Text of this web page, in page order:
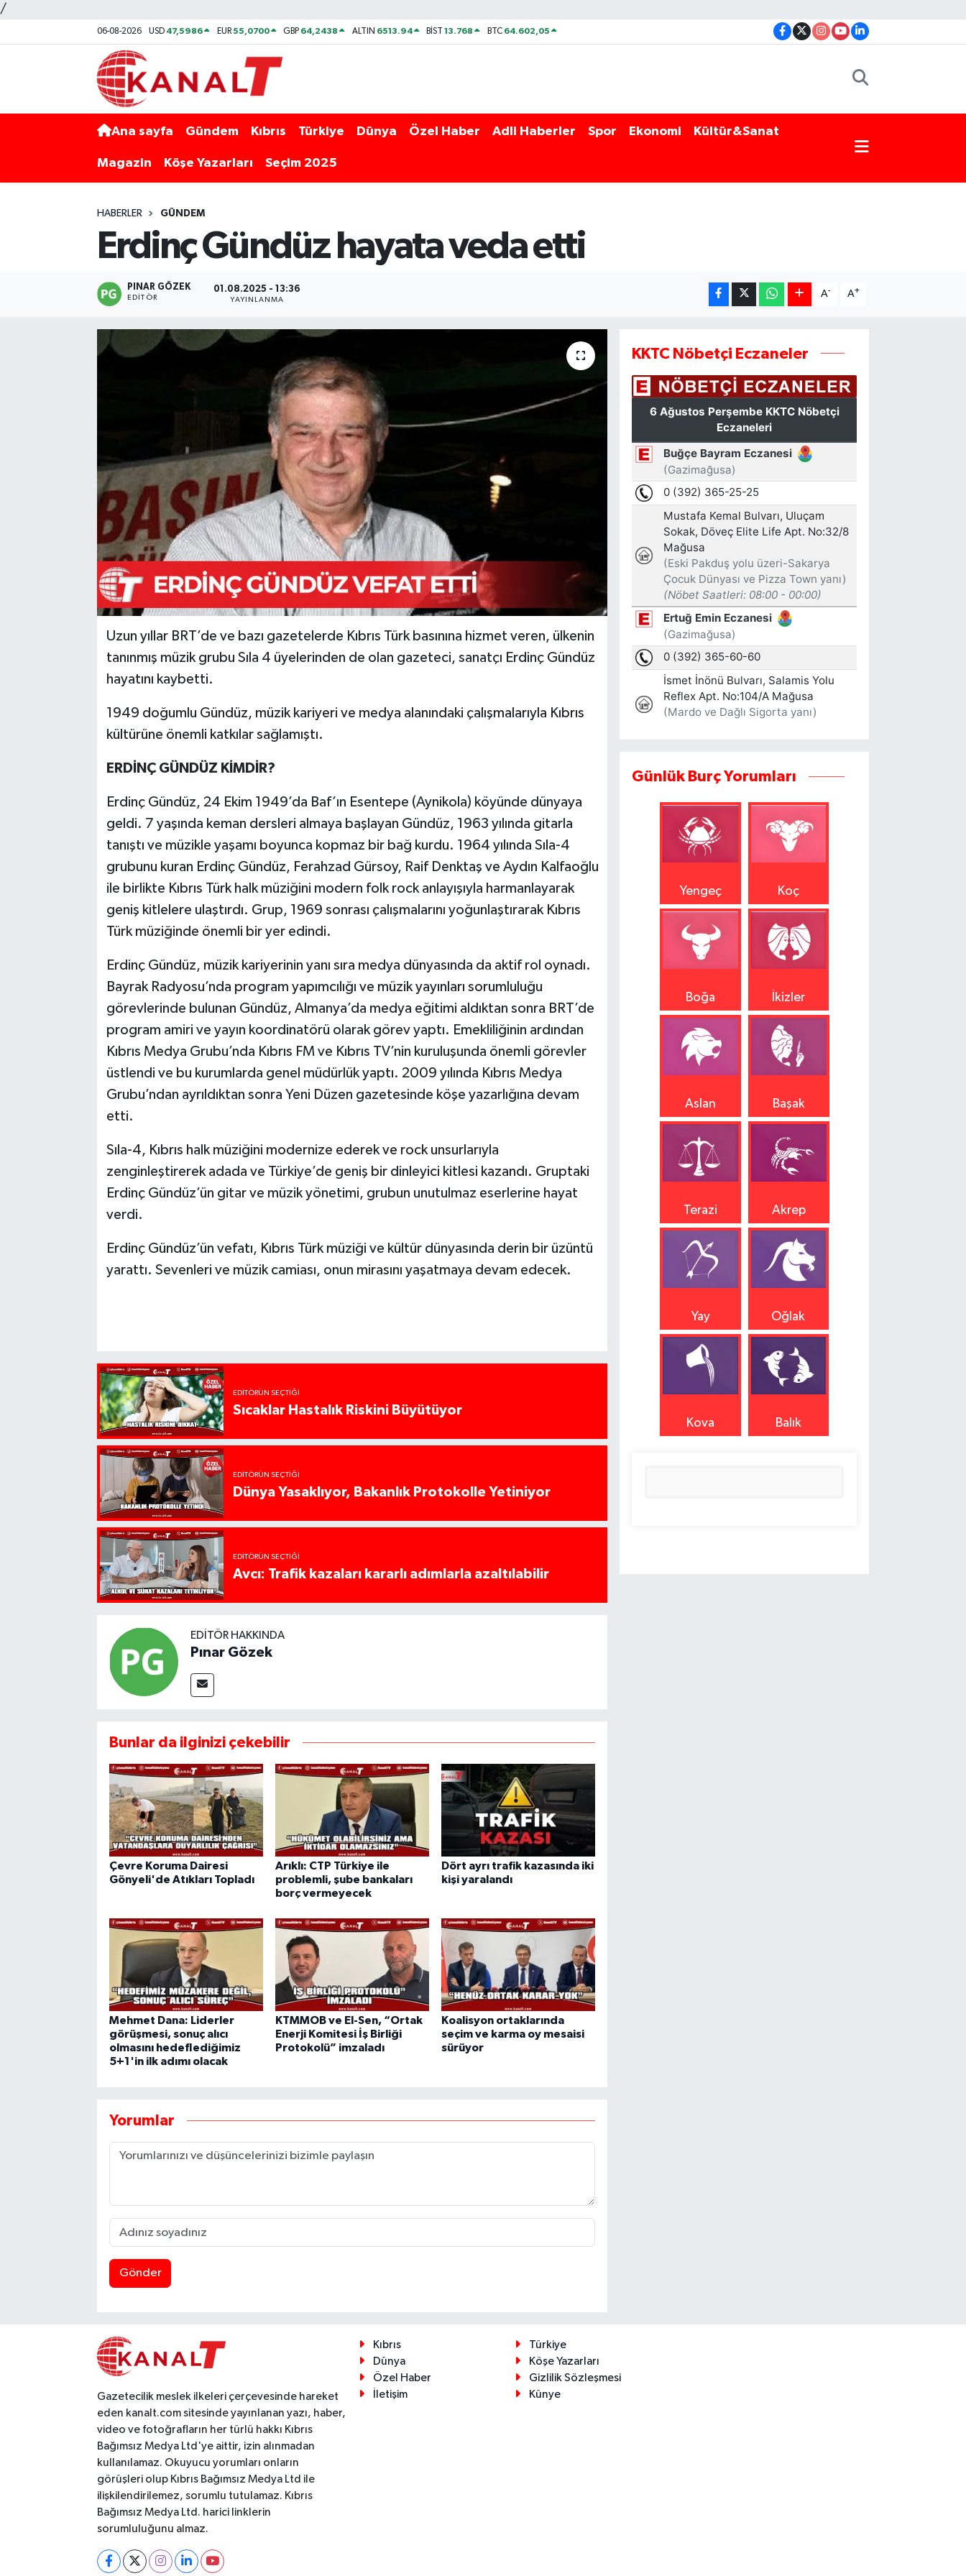
/
06-08-2026 USD 47,5986 EUR55,0700 GBP 64,2438 ALTIN 6513.94 BİST13.768 BTC 64.602,05
Ana sayfa Gündem Kıbrıs Türkiye Dünya Özel Haber Adli Haberler Spor Ekonomi Kültür&Sanat
Magazin Köşe Yazarları Seçim 2025
HABERLER GÜNDEM
Erdinç Gündüz hayata veda etti
PINAR GÖZEK
EDITÖR
01.08.2025 - 13:36
YAYINLANMA
A- A+
Uzun yıllar BRT’de ve bazı gazetelerde Kıbrıs Türk basınına hizmet veren, ülkenin
tanınmış müzik grubu Sıla 4 üyelerinden de olan gazeteci, sanatçı Erdinç Gündüz
hayatını kaybetti.
1949 doğumlu Gündüz, müzik kariyeri ve medya alanındaki çalışmalarıyla Kıbrıs
kültürüne önemli katkılar sağlamıştı.
ERDİNÇ GÜNDÜZ KİMDİR?
Erdinç Gündüz, 24 Ekim 1949’da Baf’ın Esentepe (Aynikola) köyünde dünyaya
geldi. 7 yaşında keman dersleri almaya başlayan Gündüz, 1963 yılında gitarla
tanıştı ve müzikle yaşamı boyunca kopmaz bir bağ kurdu. 1964 yılında Sıla-4
grubunu kuran Erdinç Gündüz, Ferahzad Gürsoy, Raif Denktaş ve Aydın Kalfaoğlu
ile birlikte Kıbrıs Türk halk müziğini modern folk rock anlayışıyla harmanlayarak
geniş kitlelere ulaştırdı. Grup, 1969 sonrası çalışmalarını yoğunlaştırarak Kıbrıs
Türk müziğinde önemli bir yer edindi.
Erdinç Gündüz, müzik kariyerinin yanı sıra medya dünyasında da aktif rol oynadı.
Bayrak Radyosu’nda program yapımcılığı ve müzik yayınları sorumluluğu
görevlerinde bulunan Gündüz, Almanya’da medya eğitimi aldıktan sonra BRT’de
program amiri ve yayın koordinatörü olarak görev yaptı. Emekliliğinin ardından
Kıbrıs Medya Grubu’nda Kıbrıs FM ve Kıbrıs TV’nin kuruluşunda önemli görevler
üstlendi ve bu kurumlarda genel müdürlük yaptı. 2009 yılında Kıbrıs Medya
Grubu’ndan ayrıldıktan sonra Yeni Düzen gazetesinde köşe yazarlığına devam
etti.
Sıla-4, Kıbrıs halk müziğini modernize ederek ve rock unsurlarıyla
zenginleştirerek adada ve Türkiye’de geniş bir dinleyici kitlesi kazandı. Gruptaki
Erdinç Gündüz’ün gitar ve müzik yönetimi, grubun unutulmaz eserlerine hayat
verdi.
Erdinç Gündüz’ün vefatı, Kıbrıs Türk müziği ve kültür dünyasında derin bir üzüntü
yarattı. Sevenleri ve müzik camiası, onun mirasını yaşatmaya devam edecek.
EDITÖRÜN SEÇTIĞI
Sıcaklar Hastalık Riskini Büyütüyor
EDITÖRÜN SEÇTIĞI
Dünya Yasaklıyor, Bakanlık Protokolle Yetiniyor
EDITÖRÜN SEÇTIĞI
Avcı: Trafik kazaları kararlı adımlarla azaltılabilir
EDITÖR HAKKINDA
Pınar Gözek
Bunlar da ilginizi çekebilir
Çevre Koruma Dairesi
Gönyeli'de Atıkları Topladı
Arıklı: CTP Türkiye ile
problemli, şube bankaları
borç vermeyecek
Dört ayrı trafik kazasında iki
kişi yaralandı
Mehmet Dana: Liderler
görüşmesi, sonuç alıcı
olmasını hedeflediğimiz
5+1'in ilk adımı olacak
KTMMOB ve El-Sen, “Ortak
Enerji Komitesi İş Birliği
Protokolü” imzaladı
Koalisyon ortaklarında
seçim ve karma oy mesaisi
sürüyor
Yorumlar
Gönder
KKTC Nöbetçi Eczaneler
Günlük Burç Yorumları
Yengeç Koç
Boğa İkizler
Aslan Başak
Terazi Akrep
Yay Oğlak
Kova Balık
Gazetecilik meslek ilkeleri çerçevesinde hareket
eden kanalt.com sitesinde yayınlanan yazı, haber,
video ve fotoğrafların her türlü hakkı Kıbrıs
Bağımsız Medya Ltd'ye aittir, izin alınmadan
kullanılamaz. Okuyucu yorumları onların
görüşleri olup Kıbrıs Bağımsız Medya Ltd ile
ilişkilendirilemez, sorumlu tutulamaz. Kıbrıs
Bağımsız Medya Ltd. harici linklerin
sorumluluğunu almaz.
Kıbrıs
Türkiye
Dünya
Köşe Yazarları
Özel Haber
Gizlilik Sözleşmesi
İletişim
Künye